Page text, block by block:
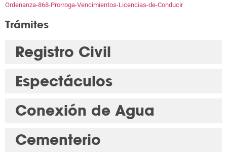
Ordenanza-868-Prorroga-Vencimientos-Licencias-de-Conducir
Trámites
Registro Civil
Espectáculos
Conexión de Agua
Cementerio